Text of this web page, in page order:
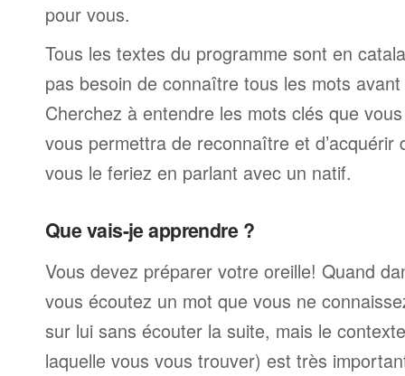
pour vous.
Tous les textes du programme sont en
pas besoin de connaître tous les mots
Cherchez à entendre les mots clés que
vous permettra de reconnaître et d’acquérir
vous le feriez en parlant avec un natif.
Que vais-je apprendre ?
Vous devez préparer votre oreille! Quand
vous écoutez un mot que vous ne
sur lui sans écouter la suite, mais le
laquelle vous vous trouver) est très